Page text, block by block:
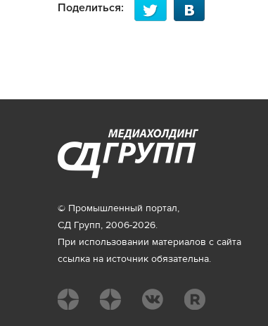
Поделиться:
© Промышленный портал,
СД Групп, 2006-2026.
При использовании материалов с сайта
ссылка на источник обязательна.